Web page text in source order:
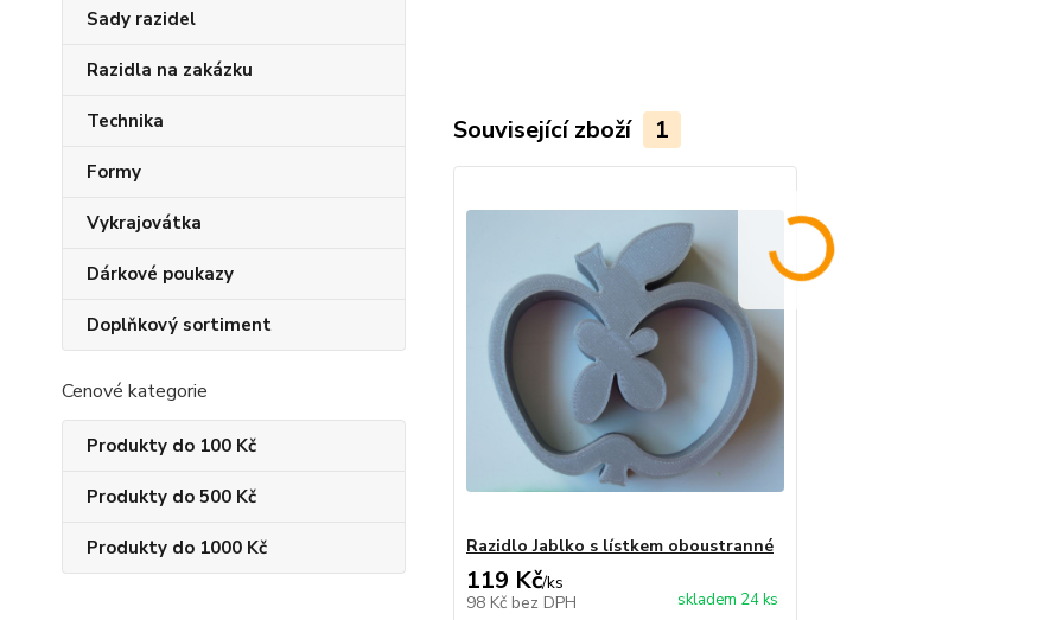
Sady razidel
Razidla na zakázku
Technika
Formy
Vykrajovátka
Dárkové poukazy
Doplňkový sortiment
Cenové kategorie
Produkty do 100 Kč
Produkty do 500 Kč
Produkty do 1000 Kč
Související zboží 1
Razidlo Jablko s lístkem oboustranné
119 Kč/ks
98 Kč bez DPH skladem 24 ks